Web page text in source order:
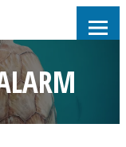
UND